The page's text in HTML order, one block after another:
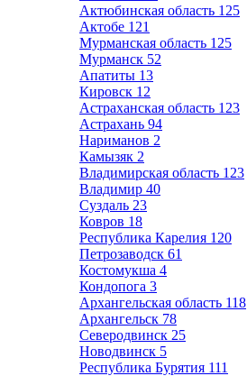
Актюбинская область 125
Актобе 121
Мурманская область 125
Мурманск 52
Апатиты 13
Кировск 12
Астраханская область 123
Астрахань 94
Нариманов 2
Камызяк 2
Владимирская область 123
Владимир 40
Суздаль 23
Ковров 18
Республика Карелия 120
Петрозаводск 61
Костомукша 4
Кондопога 3
Архангельская область 118
Архангельск 78
Северодвинск 25
Новодвинск 5
Республика Бурятия 111